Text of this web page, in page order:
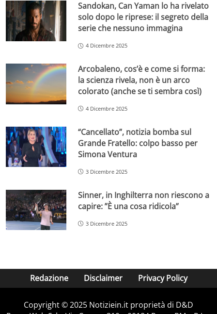
Sandokan, Can Yaman lo ha rivelato
solo dopo le riprese: il segreto della
serie che nessuno immagina
4 Dicembre 2025
Arcobaleno, cos’è e come si forma:
la scienza rivela, non è un arco
colorato (anche se ti sembra così)
4 Dicembre 2025
“Cancellato”, notizia bomba sul
Grande Fratello: colpo basso per
Simona Ventura
3 Dicembre 2025
Sinner, in Inghilterra non riescono a
capire: ”È una cosa ridicola”
3 Dicembre 2025
Redazione Disclaimer Privacy Policy
Copyright © 2025 Notiziein.it proprietà di D&D